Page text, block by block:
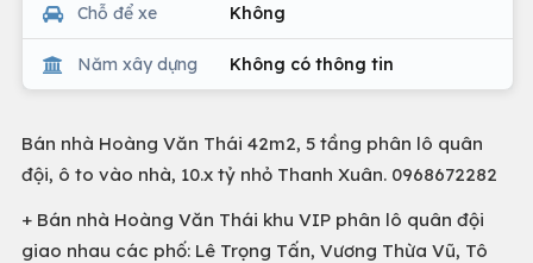
Chỗ để xe Không
Năm xây dựng Không có thông tin
Bán nhà Hoàng Văn Thái 42m2, 5 tầng phân lô quân
đội, ô to vào nhà, 10.x tỷ nhỏ Thanh Xuân. 0968672282
+ Bán nhà Hoàng Văn Thái khu VIP phân lô quân đội
giao nhau các phố: Lê Trọng Tấn, Vương Thừa Vũ, Tô